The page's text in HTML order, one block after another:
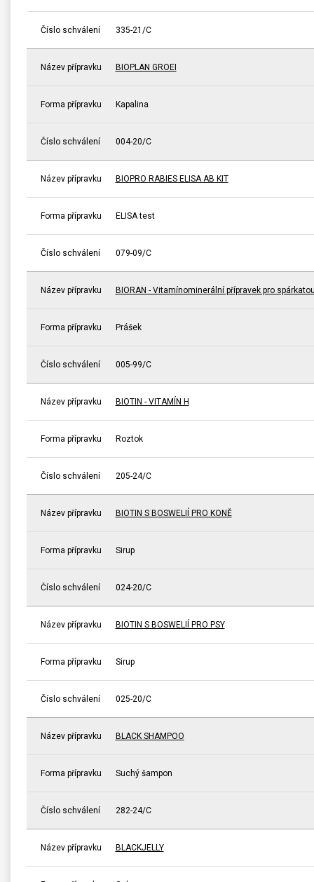
Číslo schválení 335-21/C
Název přípravku BIOPLAN GROEI
Forma přípravku Kapalina
Číslo schválení 004-20/C
Název přípravku BIOPRO RABIES ELISA AB KIT
Forma přípravku ELISA test
Číslo schválení 079-09/C
Název přípravku BIORAN - Vitamínominerální přípravek pro
Forma přípravku Prášek
Číslo schválení 005-99/C
Název přípravku BIOTIN - VITAMÍN H
Forma přípravku Roztok
Číslo schválení 205-24/C
Název přípravku BIOTIN S BOSWELIÍ PRO KONĚ
Forma přípravku Sirup
Číslo schválení 024-20/C
Název přípravku BIOTIN S BOSWELIÍ PRO PSY
Forma přípravku Sirup
Číslo schválení 025-20/C
Název přípravku BLACK SHAMPOO
Forma přípravku Suchý šampon
Číslo schválení 282-24/C
Název přípravku BLACKJELLY